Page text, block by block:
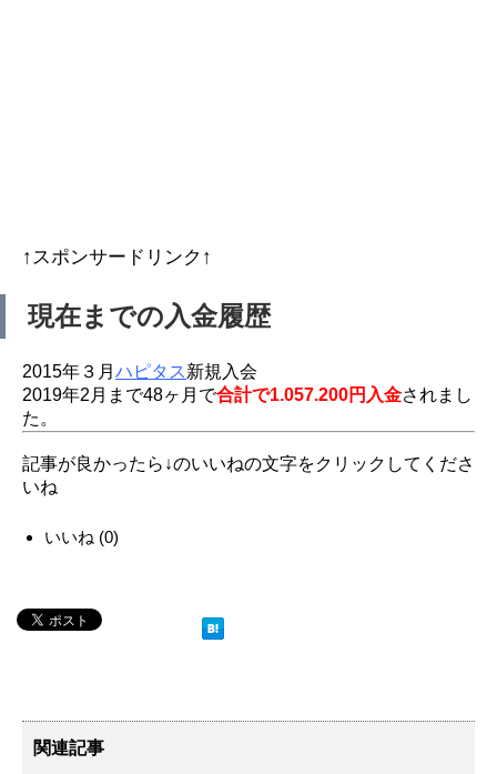
↑スポンサードリンク↑
現在までの入金履歴
2015年３月 ハピタス新規入会
2019年2月まで48ヶ月で合計で1.057.200円入金されまし
た。
記事が良かったら↓のいいねの文字をクリックしてくださ
いね
いいね (0)
関連記事